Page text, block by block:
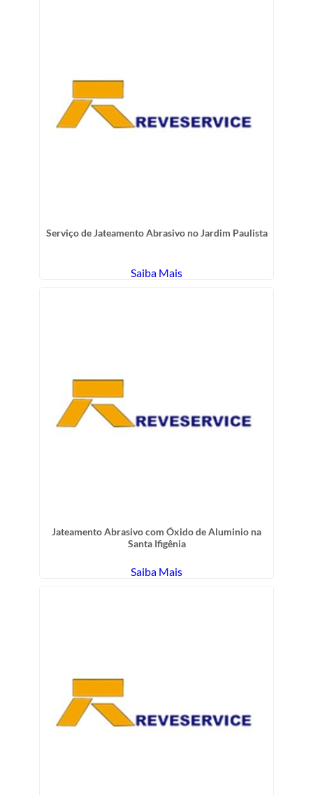
Serviço de Jateamento Abrasivo no Jardim Paulista
Saiba Mais
Jateamento Abrasivo com Óxido de Aluminio na
Santa Ifigênia
Saiba Mais